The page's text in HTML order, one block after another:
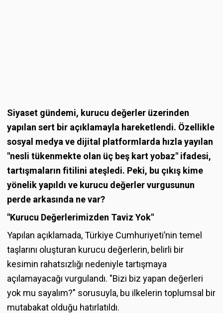
Siyaset gündemi, kurucu değerler üzerinden
yapılan sert bir açıklamayla hareketlendi. Özellikle
sosyal medya ve dijital platformlarda hızla yayılan
"nesli tükenmekte olan üç beş kart yobaz" ifadesi,
tartışmaların fitilini ateşledi. Peki, bu çıkış kime
yönelik yapıldı ve kurucu değerler vurgusunun
perde arkasında ne var?
"Kurucu Değerlerimizden Taviz Yok"
Yapılan açıklamada, Türkiye Cumhuriyeti’nin temel
taşlarını oluşturan kurucu değerlerin, belirli bir
kesimin rahatsızlığı nedeniyle tartışmaya
açılamayacağı vurgulandı. "Bizi biz yapan değerleri
yok mu sayalım?" sorusuyla, bu ilkelerin toplumsal bir
mutabakat olduğu hatırlatıldı.